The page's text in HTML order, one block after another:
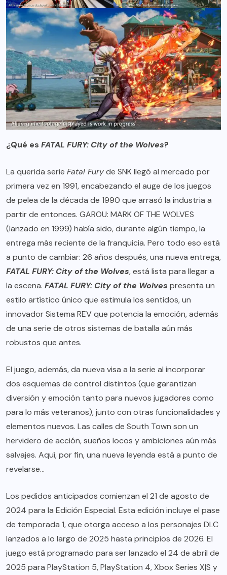
¿Qué es FATAL FURY: City of the Wolves?
La querida serie Fatal Furyde SNK llegó al mercado por
primera vez en 1991, encabezando el auge de los juegos
de pelea de la década de 1990 que arrasó la industria a
partir de entonces. GAROU: MARK OF THE WOLVES
(lanzado en 1999) había sido, durante algún tiempo, la
entrega más reciente de la franquicia. Pero todo eso está
a punto de cambiar: 26 años después, una nueva entrega,
FATAL FURY: City of the Wolves, está lista para llegar a
la escena. FATAL FURY: City of the Wolves presenta un
estilo artístico único que estimula los sentidos, un
innovador Sistema REV que potencia la emoción, además
de una serie de otros sistemas de batalla aún más
robustos que antes.
El juego, además, da nueva visa a la serie al incorporar
dos esquemas de control distintos (que garantizan
diversión y emoción tanto para nuevos jugadores como
para lo más veteranos), junto con otras funcionalidades y
elementos nuevos. Las calles de South Town son un
hervidero de acción, sueños locos y ambiciones aún más
salvajes. Aquí, por fin, una nueva leyenda está a punto de
revelarse…
Los pedidos anticipados comienzan el 21 de agosto de
2024 para la Edición Especial. Esta edición incluye el pase
de temporada 1, que otorga acceso a los personajes DLC
lanzados a lo largo de 2025 hasta principios de 2026. El
juego está programado para ser lanzado el 24 de abril de
2025 para PlayStation 5, PlayStation 4, Xbox Series X|S y